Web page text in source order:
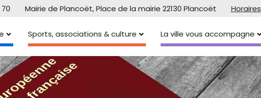
Mairie de Plancoët, Place de la mairie 22130 Plancoët Horaires
Sports, associations & culture La ville vous accompagne